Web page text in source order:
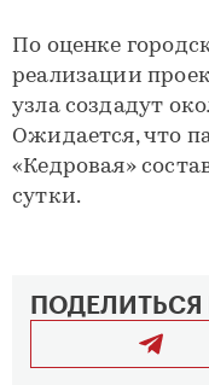
По оценке
реализации
узла создадут
Ожидается, что
«Кедровая»
сутки.